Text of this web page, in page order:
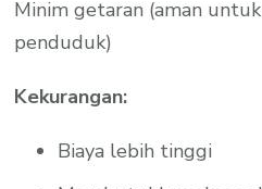
Minim getaran (aman
penduduk)
Kekurangan:
Biaya lebih tinggi